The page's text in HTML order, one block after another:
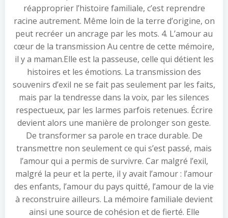
réapproprier l’histoire familiale, c’est reprendre
racine autrement. Même loin de la terre d’origine, on
peut recréer un ancrage par les mots. 4. L’amour au
cœur de la transmission Au centre de cette mémoire,
il y a maman.Elle est la passeuse, celle qui détient les
histoires et les émotions. La transmission des
souvenirs d’exil ne se fait pas seulement par les faits,
mais par la tendresse dans la voix, par les silences
respectueux, par les larmes parfois retenues. Écrire
devient alors une manière de prolonger son geste.
De transformer sa parole en trace durable. De
transmettre non seulement ce qui s’est passé, mais
l’amour qui a permis de survivre. Car malgré l’exil,
malgré la peur et la perte, il y avait l’amour : l’amour
des enfants, l’amour du pays quitté, l’amour de la vie
à reconstruire ailleurs. La mémoire familiale devient
ainsi une source de cohésion et de fierté. Elle